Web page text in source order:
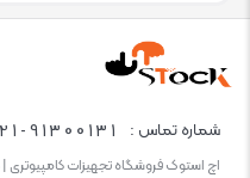
شماره تماس : 91300131
اچ استوک فروشگاه تجهیزات کامپیوتری